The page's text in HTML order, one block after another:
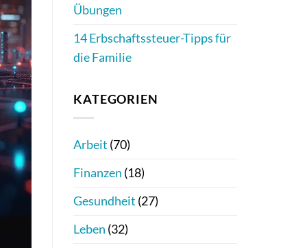
Übungen
14 Erbschaftssteuer-Tipps für
die Familie
KATEGORIEN
Arbeit (70)
Finanzen (18)
Gesundheit (27)
Leben (32)